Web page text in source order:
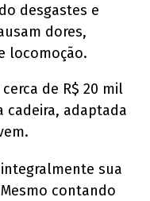
desgastes e
dores,
locomoção.
de R$ 20 mil
cadeira, adaptada
sua
contando